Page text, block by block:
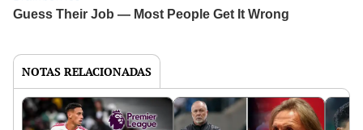
NOTAS RELACIONADAS